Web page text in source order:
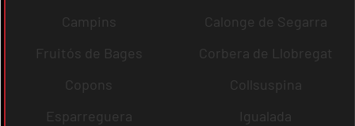
Campins
Calonge de Segarra
Fruitós de Bages
Corbera de Llobregat
Copons
Collsuspina
Esparreguera
Igualada